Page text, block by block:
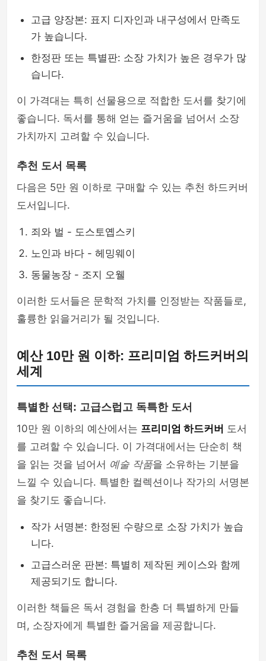
고급 양장본: 표지 디자인과 내구성에서 만족도
가 높습니다.
한정판 또는 특별판: 소장 가치가 높은 경우가 많
습니다.
이 가격대는 특히 선물용으로 적합한 도서를 찾기에
좋습니다. 독서를 통해 얻는 즐거움을 넘어서 소장
가치까지 고려할 수 있습니다.
추천 도서 목록
다음은 5만 원 이하로 구매할 수 있는 추천 하드커버
도서입니다.
죄와 벌 - 도스토옙스키
노인과 바다 - 헤밍웨이
동물농장 - 조지 오웰
이러한 도서들은 문학적 가치를 인정받는 작품들로,
훌륭한 읽을거리가 될 것입니다.
예산 10만 원 이하: 프리미엄 하드커버의
세계
특별한 선택: 고급스럽고 독특한 도서
10만 원 이하의 예산에서는 프리미엄 하드커버 도서
를 고려할 수 있습니다. 이 가격대에서는 단순히 책
을 읽는 것을 넘어서 예술 작품을 소유하는 기분을
느낄 수 있습니다. 특별한 컬렉션이나 작가의 서명본
을 찾기도 좋습니다.
작가 서명본: 한정된 수량으로 소장 가치가 높습
니다.
고급스러운 판본: 특별히 제작된 케이스와 함께
제공되기도 합니다.
이러한 책들은 독서 경험을 한층 더 특별하게 만들
며, 소장자에게 특별한 즐거움을 제공합니다.
추천 도서 목록